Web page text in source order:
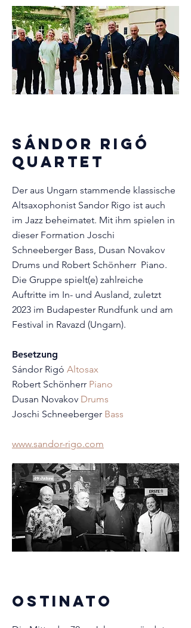
Sándor Rigó
Quartet
Der aus Ungarn stammende klassische
Altsaxophonist Sandor Rigo ist auch
im Jazz beheimatet. Mit ihm spielen in
dieser Formation Joschi
Schneeberger Bass, Dusan Novakov
Drums und Robert Schönherr Piano.
Die Gruppe spielt(e) zahlreiche
Auftritte im In- und Ausland, zuletzt
2023 im Budapester Rundfunk und am
Festival in Ravazd (Ungarn).
Besetzung
Sándor Rigó Altosax
Robert Schönherr Piano
Dusan Novakov Drums
Joschi Schneeberger Bass
www.sandor-rigo.com
OStinato